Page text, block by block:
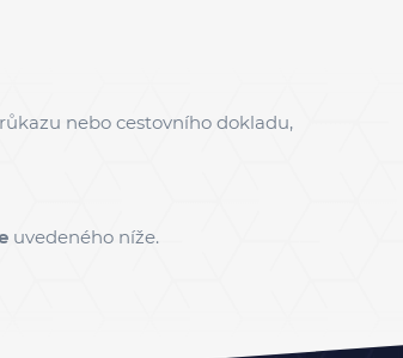
nebo cestovního dokladu,
uvedeného níže.